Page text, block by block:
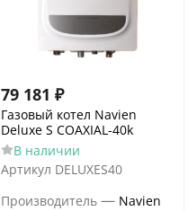
79 181 ₽
Газовый котел Navien
Deluxe S COAXIAL-40k
В наличии
Артикул DELUXES40
Производитель — Navien